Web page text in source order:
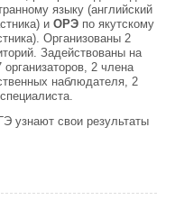
языку (английский
и ОРЭ по якутскому
Организованы 2
Задействованы на
организаторов, 2 члена
наблюдателя, 2
узнают свои результаты